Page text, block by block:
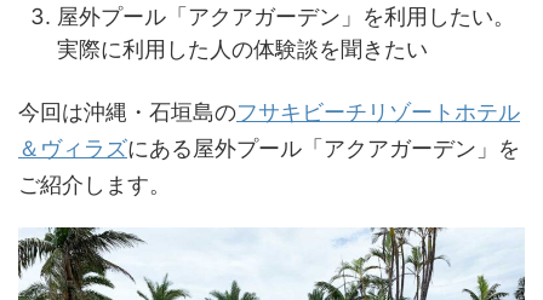
屋外プール「アクアガーデン」を利用したい。
実際に利用した人の体験談を聞きたい
今回は沖縄・石垣島のフサキビーチリゾートホテル
＆ヴィラズにある屋外プール「アクアガーデン」を
ご紹介します。